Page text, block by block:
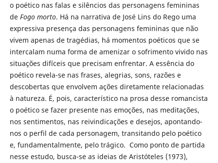
o poético nas falas e silêncios das personagens femininas
de Fogo morto. Há na narrativa de José Lins do Rego uma
expressiva presença das personagens femininas que não
vivem apenas de tragédias, há momentos poéticos que se
intercalam numa forma de amenizar o sofrimento vivido nas
situações difíceis que precisam enfrentar. A essência do
poético revela-se nas frases, alegrias, sons, razões e
descobertas que envolvem ações diretamente relacionadas
à natureza. É, pois, característico na prosa desse romancista
o poético se fazer presente nas emoções, nas meditações,
nos sentimentos, nas reivindicações e desejos, apontando-
nos o perfil de cada personagem, transitando pelo poético
e, fundamentalmente, pelo trágico. Como ponto de partida
nesse estudo, busca-se as ideias de Aristóteles (1973),